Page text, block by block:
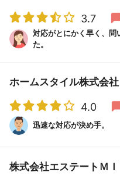
3.7
対応がとにかく早く、問
た。
ホームスタイル株式会社
4.0
迅速な対応が決め手。
株式会社エステートＭＩ